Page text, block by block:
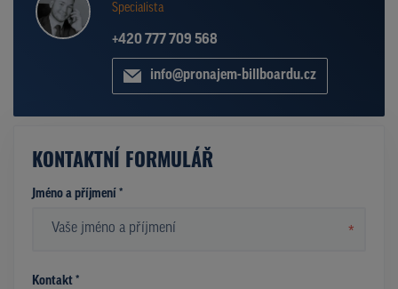
Specialista
+420 777 709 568
info@pronajem-billboardu.cz
KONTAKTNÍ FORMULÁŘ
Jméno a příjmení *
*
Kontakt *